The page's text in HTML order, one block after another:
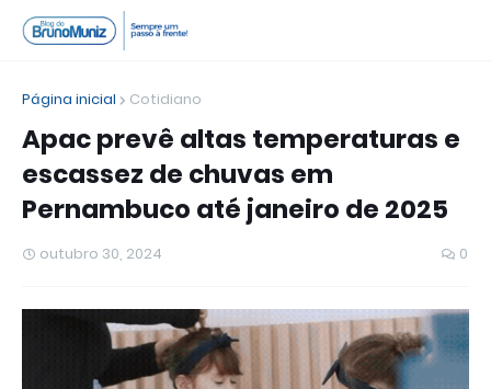
Página inicial Cotidiano
Apac prevê altas temperaturas e
escassez de chuvas em
Pernambuco até janeiro de 2025
outubro 30, 2024 0